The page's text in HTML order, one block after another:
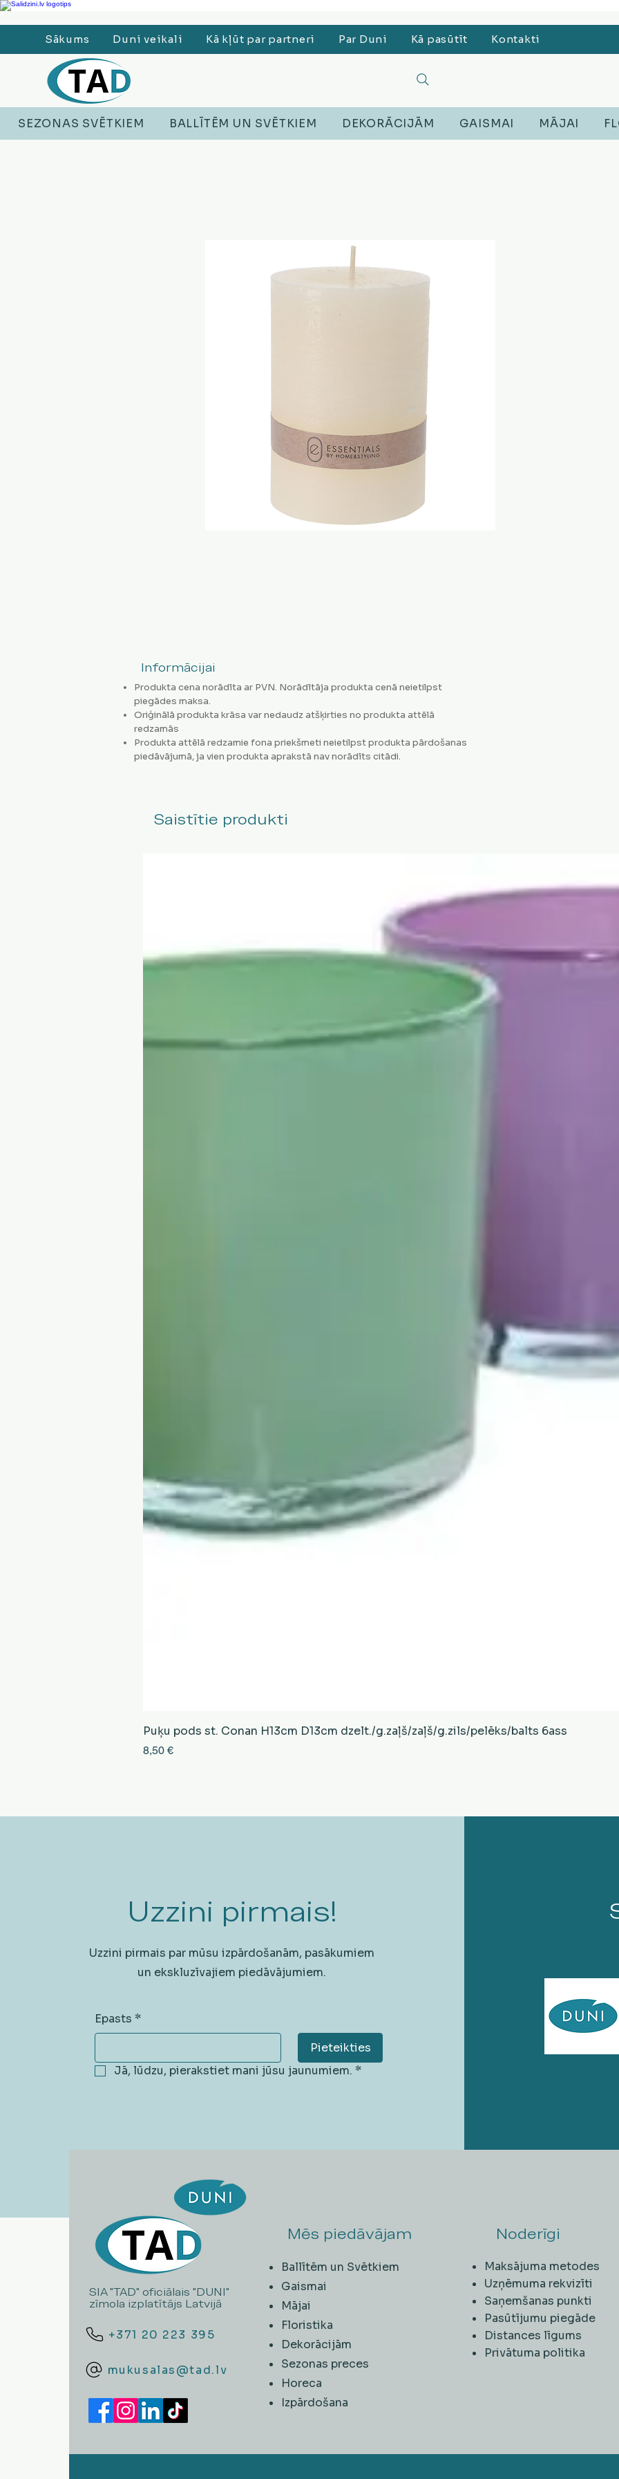
Ledusskapji, Sadzīves tehnika, Smaržas, Operatīvā atmiņa, Putekļu sūcēji, Lego, Austiņas
Sākums Duni veikali Kā kļūt par partneri Par Duni Kā pasūtīt Kontakti
SEZONAS SVĒTKIEM BALLĪTĒM UN SVĒTKIEM DEKORĀCIJĀM GAISMAI MĀJAI
Informācijai
Produkta cena norādīta ar PVN. Norādītāja produkta cenā neietilpst
piegādes maksa.
Oriģinālā produkta krāsa var nedaudz atšķirties no produkta attēlā
redzamās
Produkta attēlā redzamie fona priekšmeti neietilpst produkta pārdošanas
piedāvājumā, ja vien produkta aprakstā nav norādīts citādi.
Saistītie produkti
Ātrais skats
Puķu pods st. Conan H13cm D13cm dzelt./g.zaļš/zaļš/g.zils/pelēks/balts 6ass
Cena
8,50 €
Uzzini pirmais!
Uzzini pirmais par mūsu izpārdošanām, pasākumiem
un ekskluzīvajiem piedāvājumiem.
Epasts *
Pieteikties
Jā, lūdzu, pierakstiet mani jūsu jaunumiem. *
SIA "TAD" oficiālais "DUNI"
zīmola izplatītājs Latvijā
+371 20 223 395
mukusalas@tad.lv
Mēs piedāvājam
Ballītēm un Svētkiem
Gaismai
Mājai
Floristika
Dekorācijām
Sezonas preces
Horeca
​Izpārdošana
Noderīgi
Maksājuma metodes
Uzņēmuma rekvizīti
Saņemšanas punkti
Pasūtījumu piegāde
Distances līgums
Privātuma politika